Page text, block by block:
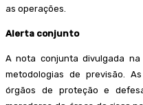
as operações.
Alerta conjunto
A nota conjunta divulgada
metodologias de previsão.
órgãos de proteção e